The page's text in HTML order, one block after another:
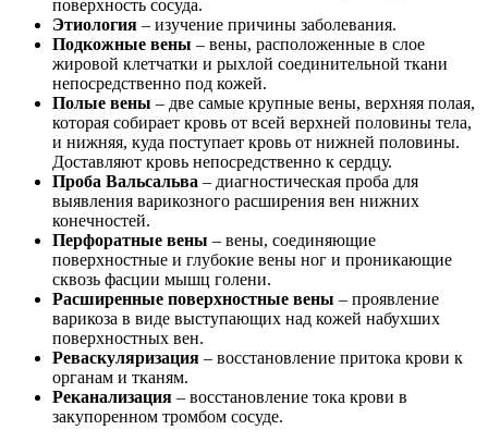
поверхность сосуда.
Этиология – изучение причины заболевания.
Подкожные вены – вены, расположенные в слое
жировой клетчатки и рыхлой соединительной ткани
непосредственно под кожей.
Полые вены – две самые крупные вены, верхняя полая,
которая собирает кровь от всей верхней половины тела,
и нижняя, куда поступает кровь от нижней половины.
Доставляют кровь непосредственно к сердцу.
Проба Вальсальва – диагностическая проба для
выявления варикозного расширения вен нижних
конечностей.
Перфоратные вены – вены, соединяющие
поверхностные и глубокие вены ног и проникающие
сквозь фасции мышц голени.
Расширенные поверхностные вены – проявление
варикоза в виде выступающих над кожей набухших
поверхностных вен.
Реваскуляризация – восстановление притока крови к
органам и тканям.
Реканализация – восстановление тока крови в
закупоренном тромбом сосуде.